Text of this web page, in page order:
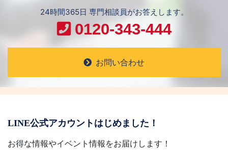
24時間365日 専門相談員がお答えします。
0120-343-444
お問い合わせ
LINE公式アカウントはじめました！
お得な情報やイベント情報をお届けします！